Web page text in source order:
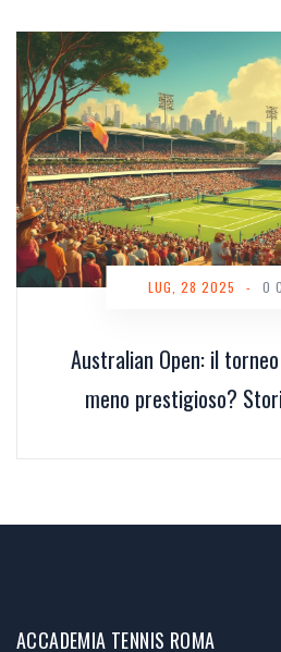
Australian Open: il
meno prestigioso?
LUG, 28 2025 - 0
ACCADEMIA TENNIS ROMA